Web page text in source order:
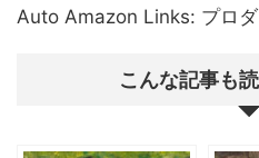
Auto Amazon Links: プロダ
こんな記事も